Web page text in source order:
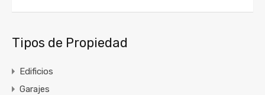
Tipos de Propiedad
Edificios
Garajes